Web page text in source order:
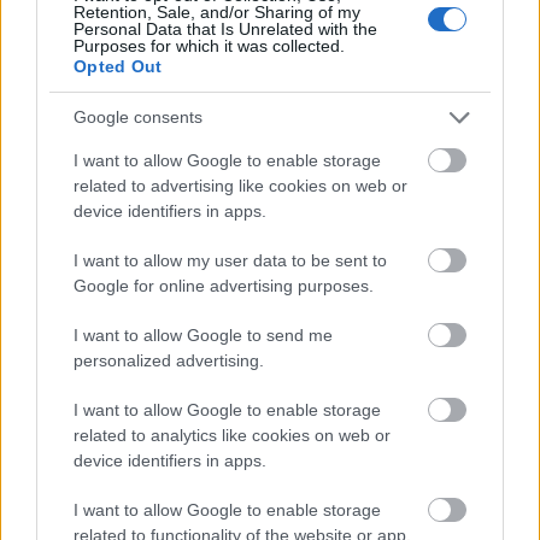
Retention, Sale, and/or Sharing of my
Personal Data that Is Unrelated with the
Purposes for which it was collected.
Opted Out
Google consents
I want to allow Google to enable storage
related to advertising like cookies on web or
device identifiers in apps.
I want to allow my user data to be sent to
Google for online advertising purposes.
I want to allow Google to send me
personalized advertising.
I want to allow Google to enable storage
related to analytics like cookies on web or
device identifiers in apps.
I want to allow Google to enable storage
related to functionality of the website or app.
A K.V. Társulat
rövidítés: " Közös Vélemény....vagy Külön
Vélemény....de néha gondolhatunk egy csésze forró
A K.V. Társulat 2006-ban jött létre, alapítói és
vezetői: Száger Zsuzsanna és Urbanovits Krisztina.
Mindketten hosszú éveken át voltak a kaposvári
színház színésznői, mindaz, amit ott tanultak,
tapasztaltak egész további pályájukat